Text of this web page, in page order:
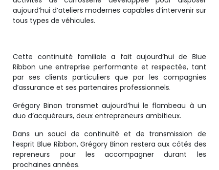
aujourd’hui d’ateliers modernes capables d’intervenir sur
tous types de véhicules.
Cette continuité familiale a fait aujourd’hui de Blue
Ribbon une entreprise performante et respectée, tant
par ses clients particuliers que par les compagnies
d’assurance et ses partenaires professionnels.
Grégory Binon transmet aujourd’hui le flambeau à un
duo d’acquéreurs, deux entrepreneurs ambitieux.
Dans un souci de continuité et de transmission de
l’esprit Blue Ribbon, Grégory Binon restera aux côtés des
repreneurs pour les accompagner durant les
prochaines années.